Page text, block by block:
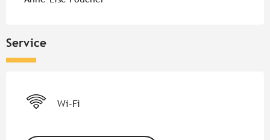
Service
Wi-Fi